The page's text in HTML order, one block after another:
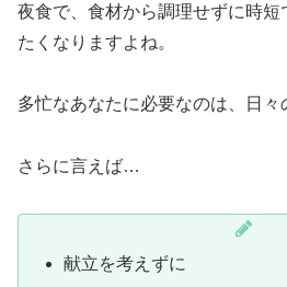
夜食で、食材から調理せずに時
たくなりますよね。
多忙なあなたに必要なのは、日々
さらに言えば…
献立を考えずに